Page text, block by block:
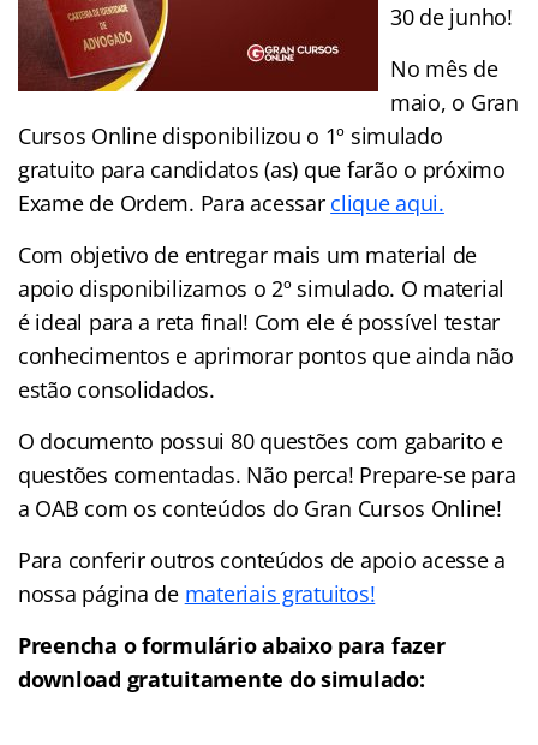
30 de junho!
No mês de
maio, o Gran
Cursos Online disponibilizou o 1º simulado
gratuito para candidatos (as) que farão o próximo
Exame de Ordem. Para acessar clique aqui.
Com objetivo de entregar mais um material de
apoio disponibilizamos o 2º simulado. O material
é ideal para a reta final! Com ele é possível testar
conhecimentos e aprimorar pontos que ainda não
estão consolidados.
O documento possui 80 questões com gabarito e
questões comentadas. Não perca! Prepare-se para
a OAB com os conteúdos do Gran Cursos Online!
Para conferir outros conteúdos de apoio acesse a
nossa página de materiais gratuitos!
Preencha o formulário abaixo para fazer
download gratuitamente do simulado: